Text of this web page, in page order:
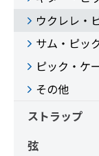
ウクレレ・
サム・ピッ
ピック・ケ
その他
ストラップ
弦